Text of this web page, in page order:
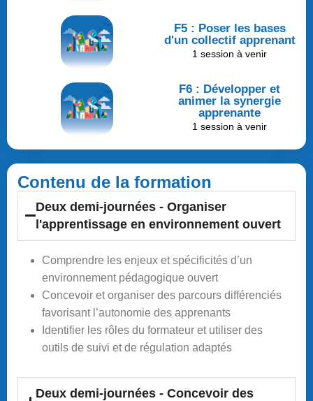
F5 : Poser les bases
d'un collectif apprenant
1 session à venir
F6 : Développer et
animer la synergie
apprenante
1 session à venir
Contenu de la formation
Deux demi-journées - Organiser
l'apprentissage en environnement ouvert
Comprendre les enjeux et spécificités d’un
environnement pédagogique ouvert
Concevoir et organiser des parcours différenciés
favorisant l’autonomie des apprenants
Identifier les rôles du formateur et utiliser des
outils de suivi et de régulation adaptés
Deux demi-journées - Concevoir des